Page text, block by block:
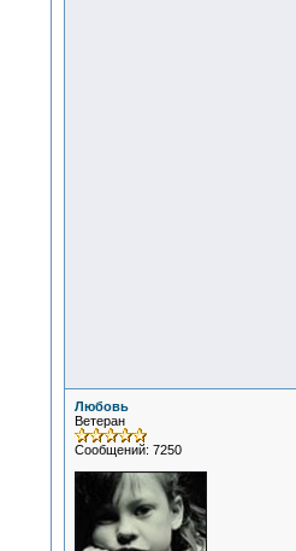
Любовь
Ветеран
Сообщений: 7250